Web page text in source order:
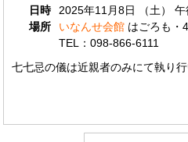
日時
2025年11月8日 （土）
場所
いなんせ会館 はごろも・
TEL：098-866-6111
七七忌の儀は近親者のみにて執り